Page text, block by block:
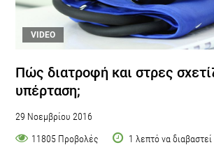
VIDEO
Πώς διατροφή και στρες
υπέρταση;
29 Νοεμβρίου 2016
11805 Προβολές
1 λεπτό να διαβαστεί